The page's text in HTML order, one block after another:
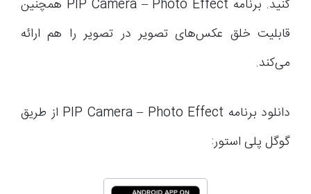
کنید. برنامه PIP Camera – Photo Effect همچنین
قابلیت خلق عکس‌های تصویر در تصویر را هم ارائه
می‌کند.
دانلود برنامه PIP Camera – Photo Effect از طریق
گوگل پلی استور: